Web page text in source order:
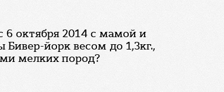
6 октября 2014 с мамой и
йорк весом до 1,3кг.,
мелких пород?